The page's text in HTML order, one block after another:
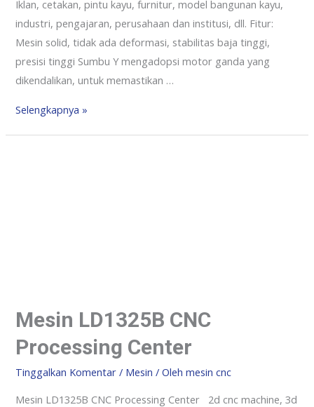
Iklan, cetakan, pintu kayu, furnitur, model bangunan kayu,
industri, pengajaran, perusahaan dan institusi, dll. Fitur:
Mesin solid, tidak ada deformasi, stabilitas baja tinggi,
presisi tinggi Sumbu Y mengadopsi motor ganda yang
dikendalikan, untuk memastikan …
Selengkapnya »
Mesin LD1325B CNC
Processing Center
Tinggalkan Komentar / Mesin / Olehmesin cnc
Mesin LD1325B CNC Processing Center 2d cnc machine, 3d